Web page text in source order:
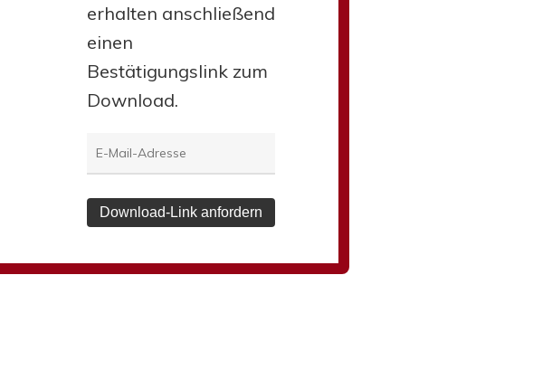
erhalten anschließend
einen
Bestätigungslink zum
Download.
Download-Link anfordern